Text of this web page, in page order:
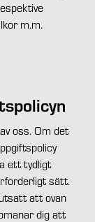
m.m.
oss. Om det
ett tydligt
sätt.
att ovan
dig att